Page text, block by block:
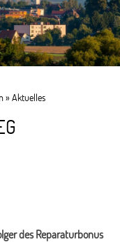
»Aktuelles
des Reparaturbonus